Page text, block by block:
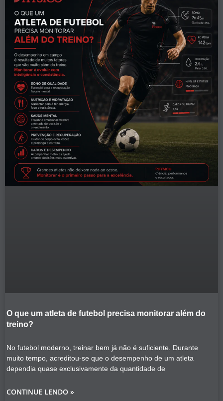
O que um atleta de futebol precisa monitorar além do
treino?
No futebol moderno, treinar bem já não é suficiente. Durante
muito tempo, acreditou-se que o desempenho de um atleta
dependia quase exclusivamente da quantidade de
CONTINUE LENDO »